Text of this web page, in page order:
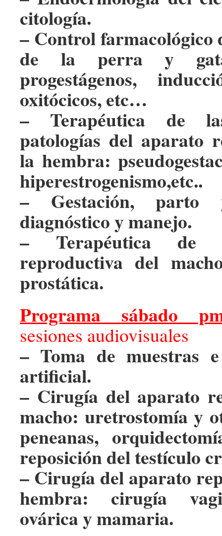
citología.
– Control farmacológico
de la perra y
progestágenos,
oxitócicos, etc…
– Terapéutica de
patologías del aparato
la hembra:
hiperestrogenismo,etc..
– Gestación, parto
diagnóstico y manejo.
– Terapéutica de
reproductiva del
prostática.
Programa sábado
sesiones audiovisuales
– Toma de muestras
artificial.
– Cirugía del aparato
macho: uretrostomía y
peneanas,
reposición del testículo
– Cirugía del aparato
hembra: cirugía
ovárica y mamaria.